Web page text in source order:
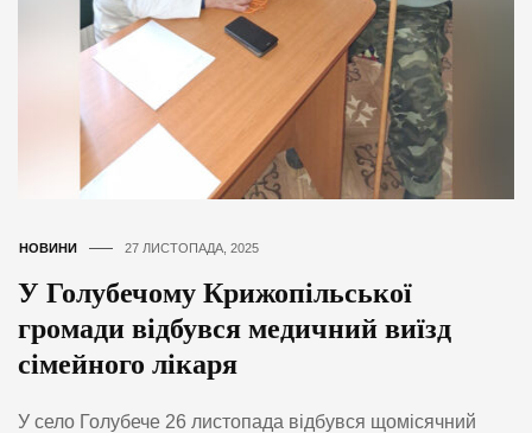
НОВИНИ 27 ЛИСТОПАДА, 2025
У Голубечому Крижопільської
громади відбувся медичний виїзд
сімейного лікаря
У село Голубече 26 листопада відбувся щомісячний